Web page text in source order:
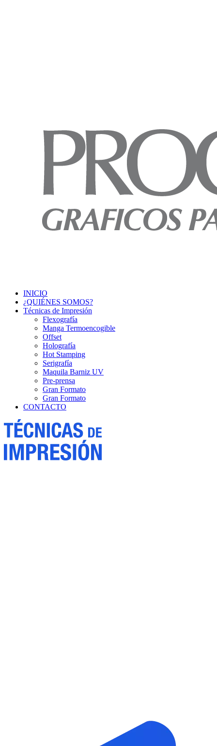
INICIO
¿QUIÉNES SOMOS?
Técnicas de Impresión
Flexografía
Manga Termoencogible
Offset
Holografía
Hot Stamping
Serigrafía
Maquila Barniz UV
Pre-prensa
Gran Formato
Gran Formato
CONTACTO